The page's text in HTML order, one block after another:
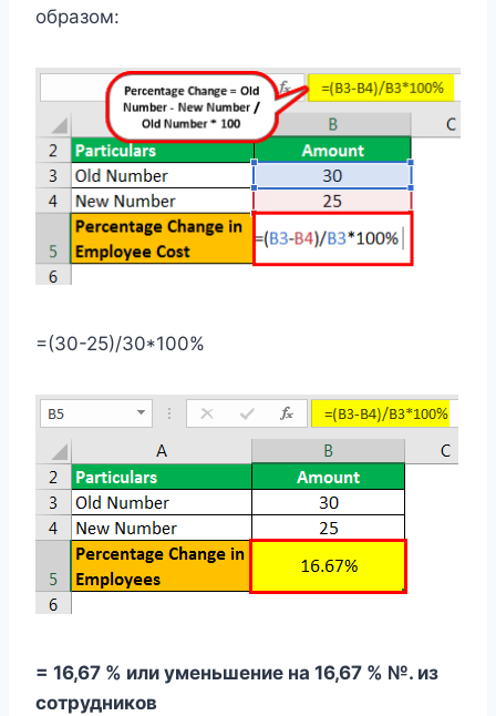
образом:
=(30-25)/30*100%
= 16,67 % или уменьшение на 16,67 % №. из
сотрудников